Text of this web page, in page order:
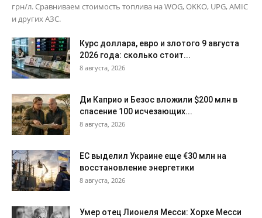
грн/л. Сравниваем стоимость топлива на WOG, OKKO, UPG, AMIC
и других АЗС.
Курс доллара, евро и злотого 9 августа
2026 года: сколько стоит...
8 августа, 2026
Ди Каприо и Безос вложили $200 млн в
спасение 100 исчезающих...
8 августа, 2026
ЕС выделил Украине еще €30 млн на
восстановление энергетики
8 августа, 2026
Умер отец Лионеля Месси: Хорхе Месси